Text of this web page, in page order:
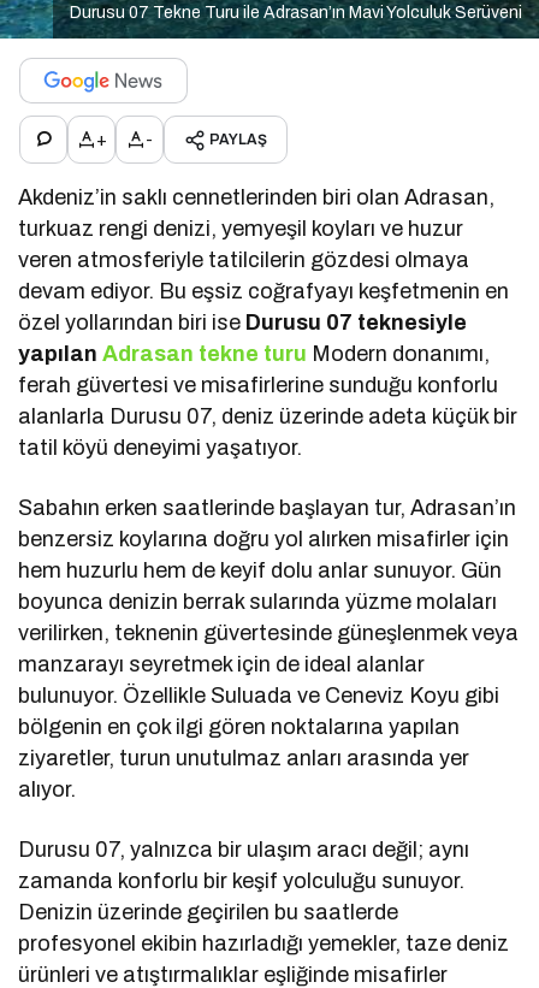
Durusu 07 Tekne Turu ile Adrasan’ın Mavi Yolculuk Serüveni
+ - PAYLAŞ
Akdeniz’in saklı cennetlerinden biri olan Adrasan,
turkuaz rengi denizi, yemyeşil koyları ve huzur
veren atmosferiyle tatilcilerin gözdesi olmaya
devam ediyor. Bu eşsiz coğrafyayı keşfetmenin en
özel yollarından biri ise Durusu 07 teknesiyle
yapılanAdrasan tekne turu Modern donanımı,
ferah güvertesi ve misafirlerine sunduğu konforlu
alanlarla Durusu 07, deniz üzerinde adeta küçük bir
tatil köyü deneyimi yaşatıyor.
Sabahın erken saatlerinde başlayan tur, Adrasan’ın
benzersiz koylarına doğru yol alırken misafirler için
hem huzurlu hem de keyif dolu anlar sunuyor. Gün
boyunca denizin berrak sularında yüzme molaları
verilirken, teknenin güvertesinde güneşlenmek veya
manzarayı seyretmek için de ideal alanlar
bulunuyor. Özellikle Suluada ve Ceneviz Koyu gibi
bölgenin en çok ilgi gören noktalarına yapılan
ziyaretler, turun unutulmaz anları arasında yer
alıyor.
Durusu 07, yalnızca bir ulaşım aracı değil; aynı
zamanda konforlu bir keşif yolculuğu sunuyor.
Denizin üzerinde geçirilen bu saatlerde
profesyonel ekibin hazırladığı yemekler, taze deniz
ürünleri ve atıştırmalıklar eşliğinde misafirler